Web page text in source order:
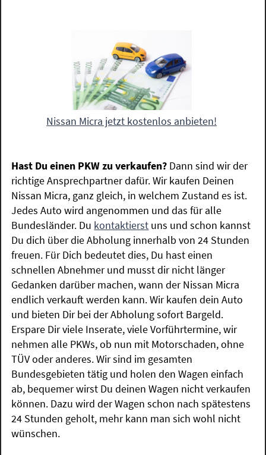
Nissan Micra jetzt kostenlos anbieten!
Hast Du einen PKW zu verkaufen? Dann sind wir der
richtige Ansprechpartner dafür. Wir kaufen Deinen
Nissan Micra, ganz gleich, in welchem Zustand es ist.
Jedes Auto wird angenommen und das für alle
Bundesländer. Du kontaktierst uns und schon kannst
Du dich über die Abholung innerhalb von 24 Stunden
freuen. Für Dich bedeutet dies, Du hast einen
schnellen Abnehmer und musst dir nicht länger
Gedanken darüber machen, wann der Nissan Micra
endlich verkauft werden kann. Wir kaufen dein Auto
und bieten Dir bei der Abholung sofort Bargeld.
Erspare Dir viele Inserate, viele Vorführtermine, wir
nehmen alle PKWs, ob nun mit Motorschaden, ohne
TÜV oder anderes. Wir sind im gesamten
Bundesgebieten tätig und holen den Wagen einfach
ab, bequemer wirst Du deinen Wagen nicht verkaufen
können. Dazu wird der Wagen schon nach spätestens
24 Stunden geholt, mehr kann man sich wohl nicht
wünschen.